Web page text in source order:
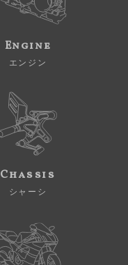
Engine
エンジン
Chassis
シャーシ